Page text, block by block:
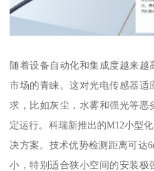
随着设备自动化和集成度越来越
市场的青睐。这对光电传感器
求，比如灰尘，水雾和强光等恶
定运行。科瑞新推出的M12小型
决方案。技术优势检测距离可达
小，特别适合狭小空间的安装极